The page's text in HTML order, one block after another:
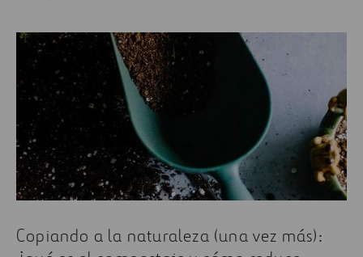
Copiando a la naturaleza (una vez más):